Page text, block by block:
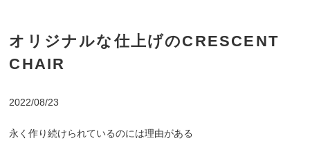
オリジナルな仕上げのCRESCENT
CHAIR
2022/08/23
永く作り続けられているのには理由がある